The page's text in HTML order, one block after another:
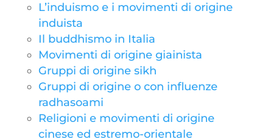
L’induismo e i movimenti di origine
induista
Il buddhismo in Italia
Movimenti di origine giainista
Gruppi di origine sikh
Gruppi di origine o con influenze
radhasoami
Religioni e movimenti di origine
cinese ed estremo-orientale